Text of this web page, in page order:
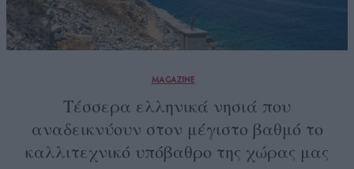
MAGAZINE
Τέσσερα ελληνικά νησιά που
αναδεικνύουν στον μέγιστο βαθμό το
καλλιτεχνικό υπόβαθρο της χώρας μας